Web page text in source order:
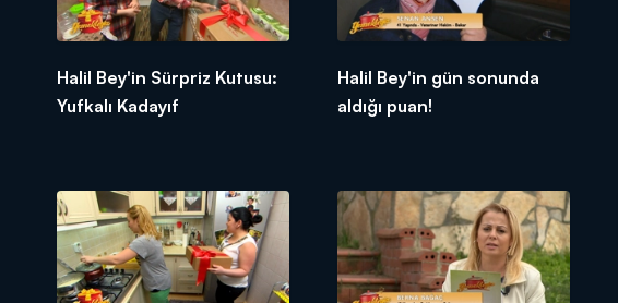
Halil Bey'in Sürpriz Kutusu:
Yufkalı Kadayıf
Halil Bey'in gün sonunda
aldığı puan!